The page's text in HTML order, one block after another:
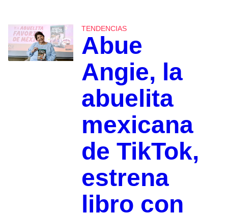
TENDENCIAS
Abue
Angie, la
abuelita
mexicana
de TikTok,
estrena
libro con